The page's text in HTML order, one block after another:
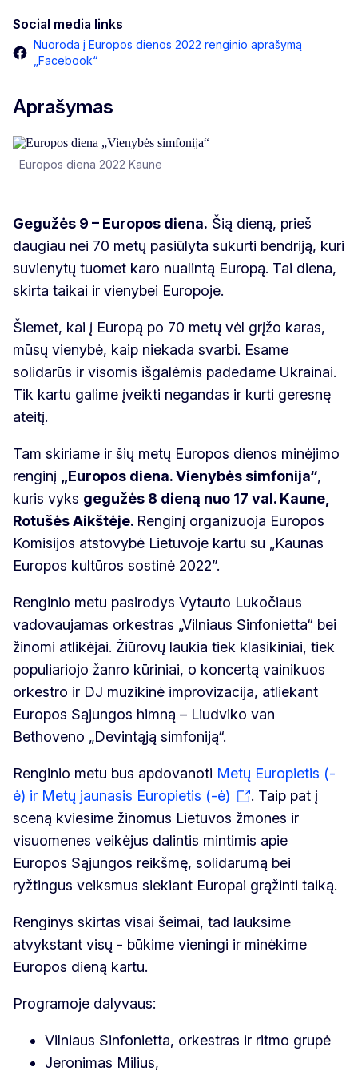
Social media links
Nuoroda į Europos dienos 2022 renginio aprašymą
„Facebook“
Aprašymas
Gegužės 9 – Europos diena. Šią dieną, prieš
daugiau nei 70 metų pasiūlyta sukurti bendriją, kuri
suvienytų tuomet karo nualintą Europą. Tai diena,
skirta taikai ir vienybei Europoje.
Šiemet, kai į Europą po 70 metų vėl grįžo karas,
mūsų vienybė, kaip niekada svarbi. Esame
solidarūs ir visomis išgalėmis padedame Ukrainai.
Tik kartu galime įveikti negandas ir kurti geresnę
ateitį.
Tam skiriame ir šių metų Europos dienos minėjimo
renginį
„Europos diena. Vienybės simfonija“,
kuris vyks gegužės 8 dieną nuo 17 val. Kaune,
Rotušės Aikštėje. Renginį organizuoja Europos
Komisijos atstovybė Lietuvoje kartu su „Kaunas
Europos kultūros sostinė 2022”.
Renginio metu pasirodys Vytauto Lukočiaus
vadovaujamas orkestras „Vilniaus Sinfonietta“ bei
žinomi atlikėjai. Žiūrovų laukia tiek klasikiniai, tiek
populiariojo žanro kūriniai, o koncertą vainikuos
orkestro ir DJ muzikinė improvizacija, atliekant
Europos Sąjungos himną – Liudviko van
Bethoveno „Devintąją simfoniją“.
Renginio metu bus apdovanoti Metų Europietis (-
ė) ir Metų jaunasis Europietis (-ė)
. Taip pat į
sceną kviesime žinomus Lietuvos žmones ir
visuomenes veikėjus dalintis mintimis apie
Europos Sąjungos reikšmę, solidarumą bei
ryžtingus veiksmus siekiant Europai grąžinti taiką.
Renginys skirtas visai šeimai, tad lauksime
atvykstant visų - būkime vieningi ir minėkime
Europos dieną kartu.
Programoje dalyvaus:
Vilniaus Sinfonietta, orkestras ir ritmo grupė
Jeronimas Milius,
Europos diena 2022 Kaune